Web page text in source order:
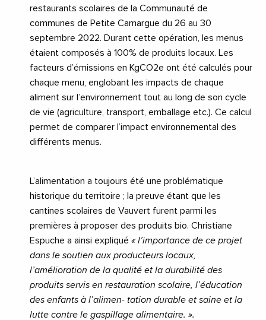
restaurants scolaires de la Communauté de
communes de Petite Camargue du 26 au 30
septembre 2022. Durant cette opération, les menus
étaient composés à 100% de produits locaux. Les
facteurs d’émissions en KgCO2e ont été calculés pour
chaque menu, englobant les impacts de chaque
aliment sur l’environnement tout au long de son cycle
de vie (agriculture, transport, emballage etc.). Ce calcul
permet de comparer l’impact environnemental des
différents menus.
L’alimentation a toujours été une problématique
historique du territoire ; la preuve étant que les
cantines scolaires de Vauvert furent parmi les
premières à proposer des produits bio. Christiane
Espuche a ainsi expliqué « l’importance de ce projet
dans le soutien aux producteurs locaux,
l’amélioration de la qualité et la durabilité des
produits servis en restauration scolaire, l’éducation
des enfants à l’alimen- tation durable et saine et la
lutte contre le gaspillage alimentaire. ».